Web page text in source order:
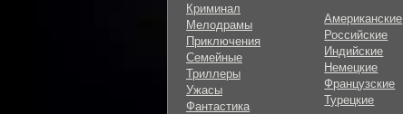
Криминал
Мелодрамы
Приключения
Семейные
Триллеры
Ужасы
Фантастика
Американские
Российские
Индийские
Немецкие
Французские
Турецкие